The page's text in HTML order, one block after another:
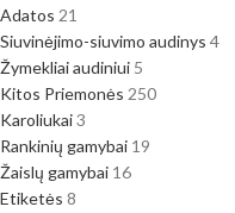
Adatos 21
Siuvinėjimo-siuvimo audinys 4
Žymekliai audiniui 5
Kitos Priemonės 250
Karoliukai3
Rankinių gamybai 19
Žaislų gamybai 16
Etiketės 8